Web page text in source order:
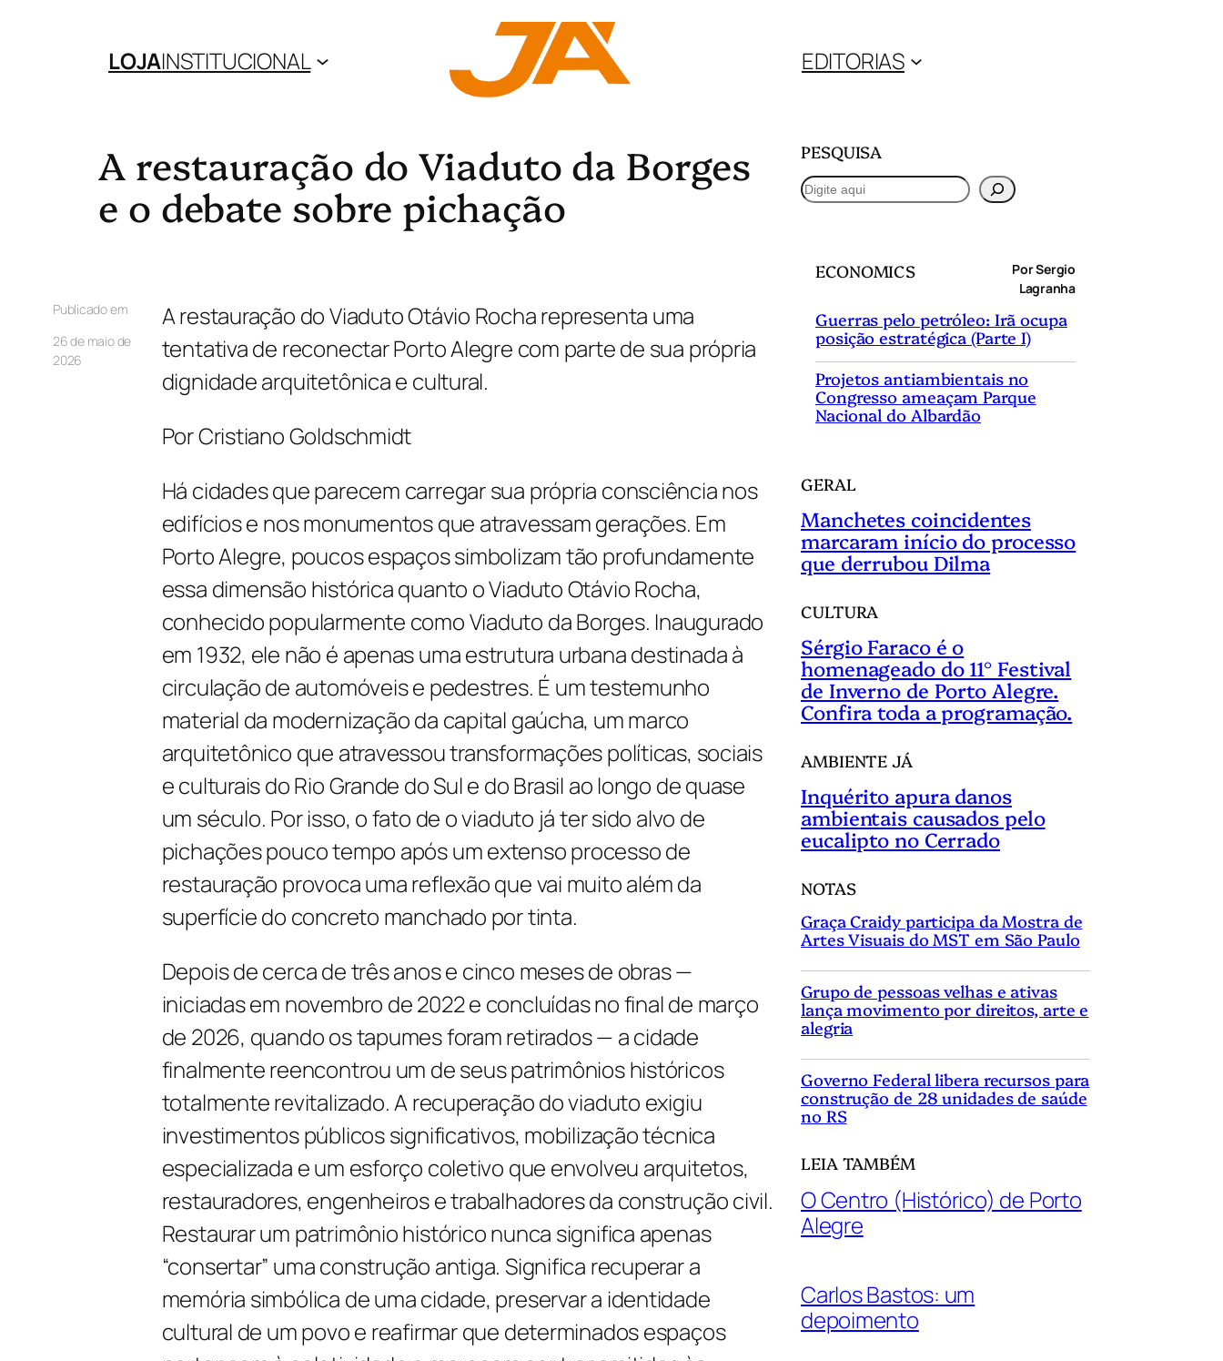
LOJAINSTITUCIONAL EDITORIAS
A restauração do Viaduto da Borges
e o debate sobre pichação
Publicado em
26 de maio de
2026
A restauração do Viaduto Otávio Rocha representa uma
tentativa de reconectar Porto Alegre com parte de sua própria
dignidade arquitetônica e cultural.
Por Cristiano Goldschmidt
Há cidades que parecem carregar sua própria consciência nos
edifícios e nos monumentos que atravessam gerações. Em
Porto Alegre, poucos espaços simbolizam tão profundamente
essa dimensão histórica quanto o Viaduto Otávio Rocha,
conhecido popularmente como Viaduto da Borges. Inaugurado
em 1932, ele não é apenas uma estrutura urbana destinada à
circulação de automóveis e pedestres. É um testemunho
material da modernização da capital gaúcha, um marco
arquitetônico que atravessou transformações políticas, sociais
e culturais do Rio Grande do Sul e do Brasil ao longo de quase
um século. Por isso, o fato de o viaduto já ter sido alvo de
pichações pouco tempo após um extenso processo de
restauração provoca uma reflexão que vai muito além da
superfície do concreto manchado por tinta.
Depois de cerca de três anos e cinco meses de obras —
iniciadas em novembro de 2022 e concluídas no final de março
de 2026, quando os tapumes foram retirados — a cidade
finalmente reencontrou um de seus patrimônios históricos
totalmente revitalizado. A recuperação do viaduto exigiu
investimentos públicos significativos, mobilização técnica
especializada e um esforço coletivo que envolveu arquitetos,
restauradores, engenheiros e trabalhadores da construção civil.
Restaurar um patrimônio histórico nunca significa apenas
“consertar” uma construção antiga. Significa recuperar a
memória simbólica de uma cidade, preservar a identidade
cultural de um povo e reafirmar que determinados espaços
PESQUISA
P
ECONOMICS
Por Sergio
Lagranha
Guerras pelo petróleo: Irã ocupa
posição estratégica (Parte I)
Projetos antiambientais no
Congresso ameaçam Parque
Nacional do Albardão
GERAL
Manchetes coincidentes
marcaram início do processo
que derrubou Dilma
CULTURA
Sérgio Faraco é o
homenageado do 11° Festival
de Inverno de Porto Alegre.
Confira toda a programação.
AMBIENTE JÁ
Inquérito apura danos
ambientais causados pelo
eucalipto no Cerrado
NOTAS
Graça Craidy participa da Mostra de
Artes Visuais do MST em São Paulo
Grupo de pessoas velhas e ativas
lança movimento por direitos, arte e
alegria
Governo Federal libera recursos para
construção de 28 unidades de saúde
no RS
LEIA TAMBÉM
O Centro (Histórico) de Porto
Alegre
Carlos Bastos: um
depoimento